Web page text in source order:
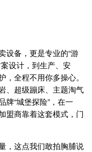
设备，更是专业的“游
设计，到生产、安
全程不用你多操心。
、超级蹦床、主题淘气
牌“城堡探险”，在一
盟商靠着这套模式，门
，这点我们敢拍胸脯说